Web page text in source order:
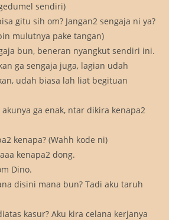
sendiri)
gitu sih om? Jangan2 sengaja ni ya?
mulutnya pake tangan)
bun, beneran nyangkut sendiri ini.
ga sengaja juga, lagian udah
udah biasa lah liat begituan
ga enak, ntar dikira kenapa2
kenapa? (Wahh kode ni)
kenapa2 dong.
Dino.
disini mana bun? Tadi aku taruh
kasur? Aku kira celana kerjanya